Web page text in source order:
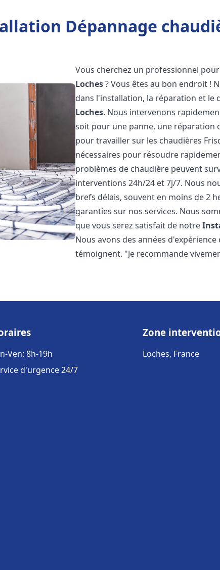
Dépannage
Vous cherchez un professionnel
Loches? Vous êtes au bon endroit !
dans l'installation, la réparation et le
Loches. Nous intervenons
soit pour une panne, une réparation
pour travailler sur les chaudières
nécessaires pour résoudre
problèmes de chaudière peuvent
interventions 24h/24 et 7j/7. Nous
brefs délais, souvent en moins de 2
garanties sur nos services. Nous
que vous serez satisfait de notre
Nous avons des années
témoignent. "Je recommande
Ven: 8h-19h
d'urgence 24/7
Zone
Loches, France